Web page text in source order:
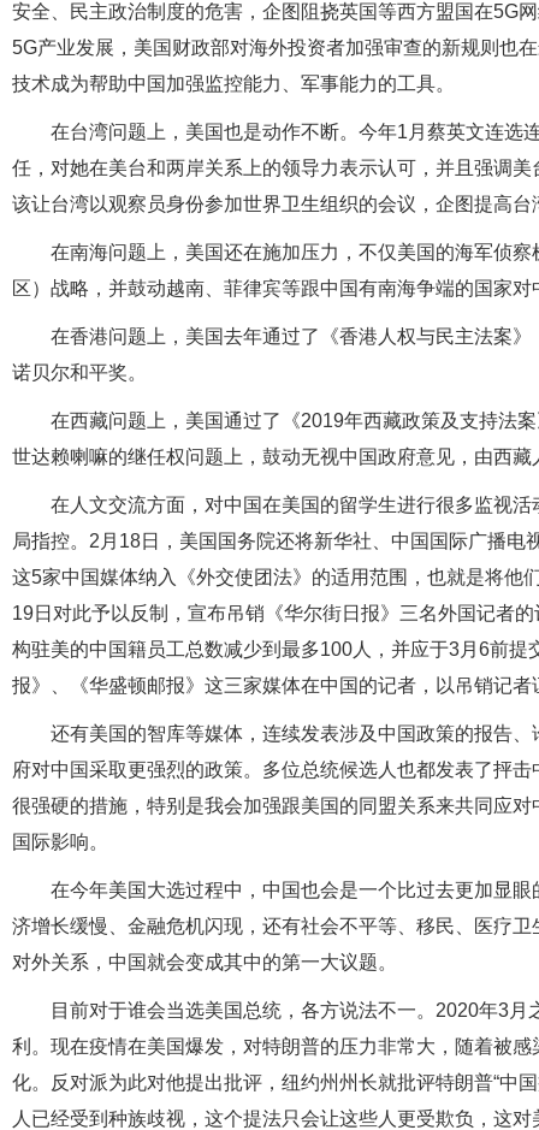
安全、民主政治制度的危害，企图阻挠英国等西方盟国在5G
5G产业发展，美国财政部对海外投资者加强审查的新规则也
技术成为帮助中国加强监控能力、军事能力的工具。
在台湾问题上，美国也是动作不断。今年1月蔡英文连选
任，对她在美台和两岸关系上的领导力表示认可，并且强调
该让台湾以观察员身份参加世界卫生组织的会议，企图提高台
在南海问题上，美国还在施加压力，不仅美国的海军侦
区）战略，并鼓动越南、菲律宾等跟中国有南海争端的国家
在香港问题上，美国去年通过了《香港人权与民主法案
诺贝尔和平奖。
在西藏问题上，美国通过了《2019年西藏政策及支持法
世达赖喇嘛的继任权问题上，鼓动无视中国政府意见，由西藏
在人文交流方面，对中国在美国的留学生进行很多监视
局指控。2月18日，美国国务院还将新华社、中国国际广播
这5家中国媒体纳入《外交使团法》的适用范围，也就是将他
19日对此予以反制，宣布吊销《华尔街日报》三名外国记者
构驻美的中国籍员工总数减少到最多100人，并应于3月6前
报》、《华盛顿邮报》这三家媒体在中国的记者，以吊销记
还有美国的智库等媒体，连续发表涉及中国政策的报告
府对中国采取更强烈的政策。多位总统候选人也都发表了抨
很强硬的措施，特别是我会加强跟美国的同盟关系来共同应
国际影响。
在今年美国大选过程中，中国也会是一个比过去更加显
济增长缓慢、金融危机闪现，还有社会不平等、移民、医疗
对外关系，中国就会变成其中的第一大议题。
目前对于谁会当选美国总统，各方说法不一。2020年3
利。现在疫情在美国爆发，对特朗普的压力非常大，随着被
化。反对派为此对他提出批评，纽约州州长就批评特朗普“中
人已经受到种族歧视，这个提法只会让这些人更受欺负，这